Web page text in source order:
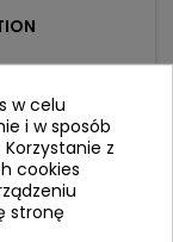
Limbs
w celu
i w sposób
z
cookies
stronę